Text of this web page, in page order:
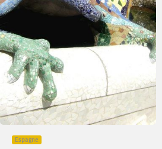
Espagne